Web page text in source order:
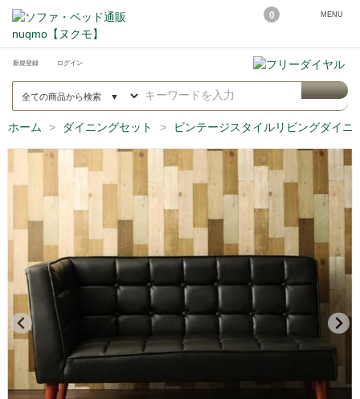
0 MENU
新規登録 ログイン
ホーム ダイニングセット ビンテージスタイルリビングダイニ